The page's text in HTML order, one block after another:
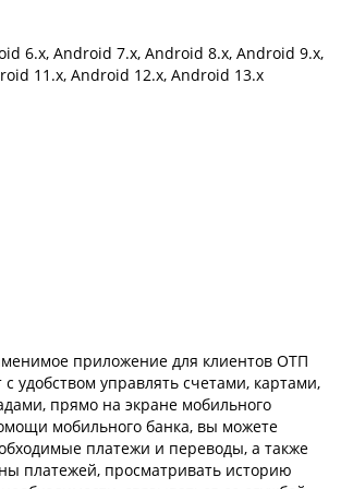
6.x, Android 7.x, Android 8.x, Android 9.x,
11.x, Android 12.x, Android 13.x
приложение для клиентов ОТП
с удобством управлять счетами, картами,
прямо на экране мобильного
мобильного банка, вы можете
платежи и переводы, а также
платежей, просматривать историю